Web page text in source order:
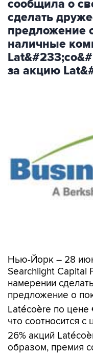
сообщила о
сделать
предложение
наличные
за акцию
Нью-Йорк – 28
Searchlight Capital
намерении
предложение о
Latécoère по
что соотносится
26% акций
образом, премия